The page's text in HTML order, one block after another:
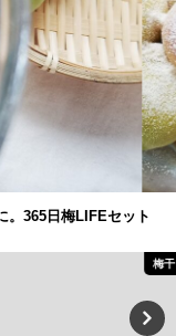
。365日梅LIFEセット
梅干しの紹介